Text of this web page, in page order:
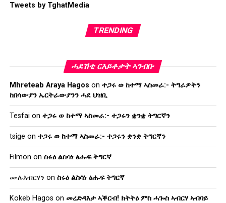
Tweets by TghatMedia
TRENDING
ሓደሽቲ ርእይቶታት ኣንብቡ
Mhreteab Araya Hagos on ተጋሩ ወ ከተማ ኣስመራ:- ትግራዎትን
ከበሳውያን ኤርትራውያንን ሓደ ህዝቢ
Tesfai on ተጋሩ ወ ከተማ ኣስመራ:- ተጋሩን ቋንቋ ትግርኛን
tsige on ተጋሩ ወ ከተማ ኣስመራ:- ተጋሩን ቋንቋ ትግርኛን
Filmon on ስሩዕ ልስሳነ ፅሑፍ ትግርኛ
ሙሉእብርሃንon ስሩዕ ልስሳነ ፅሑፍ ትግርኛ
Kokeb Hagos on መረድዳእታ ኣቕርብ! ክትትዕ ምስ ሓጐስ ኣብርሃ ኣብባይ